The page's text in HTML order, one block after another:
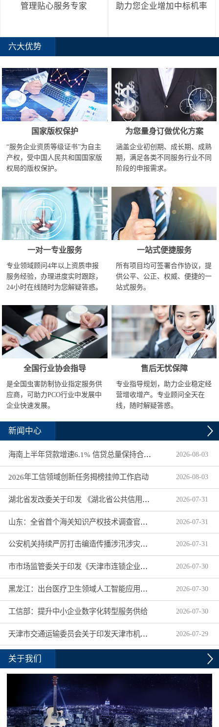
管理贴心服务专家
助力您企业增加中标机率
六大优势
国家版权保护
“服务企业资质等级证书”为自主
产权，受中国人民共和国国家版
权局的版权保护。
为您量身订做优化方案
涵盖企业初创期、成长期、成熟
期，满足各类不同服务行业不同
阶段的申报需求。
一对一专业服务
专业领域顾问4年以上资质申报
服务经验，办理进度实时跟踪，
24小时在线随时为您解疑答惑。
一站式便捷服务
所有项目均可签署合作协议，提
供公平、公正、权威、便捷的一
站式服务。
全国行业协会指导
是全国虫害防制协业指定服务供
应商，可助力PCO行业中发展中
企业快速发展。
售后无忧保障
专业指导规划，助力企业稳定经
营增收增产。专业顾问全天在
线，随时解疑答惑。
新闻中心
海南上半年贷款增速6.1% 信贷总量保持合理平稳增长 2026-08-03
2026年工信领域创新任务揭榜挂帅工作启动 2026-08-03
湖北省发改委关于印发 《湖北省公共信用信息目录（2026年版）》的通知 2026-07-31
山东：全省首个海关知识产权技术调查官制度落地济南自贸片区 2026-07-31
公安机关持续严厉打击编造传播涉汛涉灾网络谣言 2026-07-31
市市场监管委关于印发《天津市连锁企业食品经营许可“先证后核”信用承诺审批实施办法》的通知 2026-07-30
黑龙江：出台医疗卫生领域人工智能应用工作实施方案 2026-07-30
工信部：提升中小企业数字化转型服务供给 2026-07-30
天津市交通运输委员会关于印发天津市机动车驾驶员培训机构及教练员综合信用评价管理办法的通知 2026-07-29
关于我们